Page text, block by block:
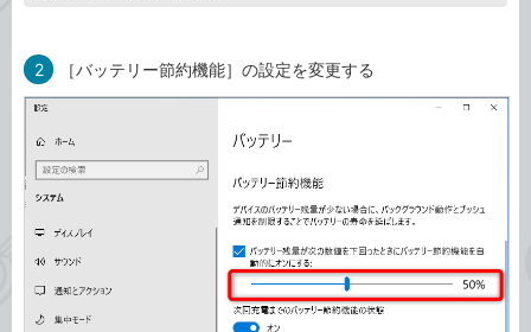
2 ［バッテリー節約機能］の設定を変更する